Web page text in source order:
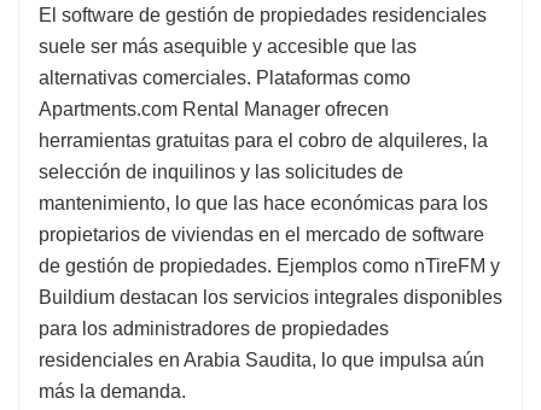
El software de gestión de propiedades residenciales
suele ser más asequible y accesible que las
alternativas comerciales. Plataformas como
Apartments.com Rental Manager ofrecen
herramientas gratuitas para el cobro de alquileres, la
selección de inquilinos y las solicitudes de
mantenimiento, lo que las hace económicas para los
propietarios de viviendas en el mercado de software
de gestión de propiedades. Ejemplos como nTireFM y
Buildium destacan los servicios integrales disponibles
para los administradores de propiedades
residenciales en Arabia Saudita, lo que impulsa aún
más la demanda.